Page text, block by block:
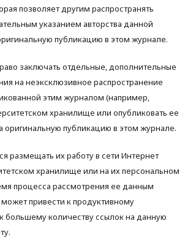
позволяет другим распространять
указанием авторства данной
публикацию в этом журнале.
заключать отдельные, дополнительные
на неэксклюзивное распространение
этим журналом (например,
хранилище или опубликовать ее
оригинальную публикацию в этом журнале.
размещать их работу в сети Интернет
хранилище или на их персональном
процесса рассмотрения ее данным
привести к продуктивному
большему количеству ссылок на данную